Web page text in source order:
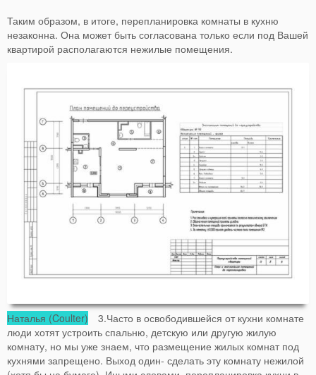
Таким образом, в итоге, перепланировка комнаты в кухню
незаконна. Она может быть согласована только если под Вашей
квартирой располагаются нежилые помещения.
Наталья (Coulter) 3.Часто в освободившейся от кухни комнате
люди хотят устроить спальню, детскую или другую жилую
комнату, но мы уже знаем, что размещение жилых комнат под
кухнями запрещено. Выход один- сделать эту комнату нежилой